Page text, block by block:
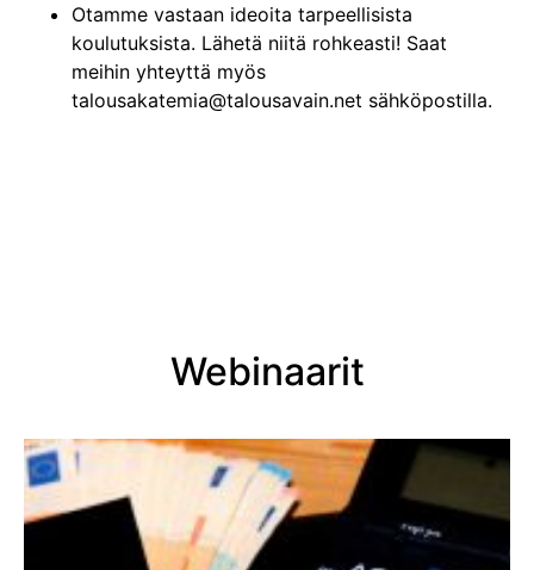
Otamme vastaan ideoita tarpeellisista
koulutuksista. Lähetä niitä rohkeasti! Saat
meihin yhteyttä myös
talousakatemia@talousavain.net sähköpostilla.
Webinaarit